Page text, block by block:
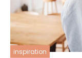
inspiration